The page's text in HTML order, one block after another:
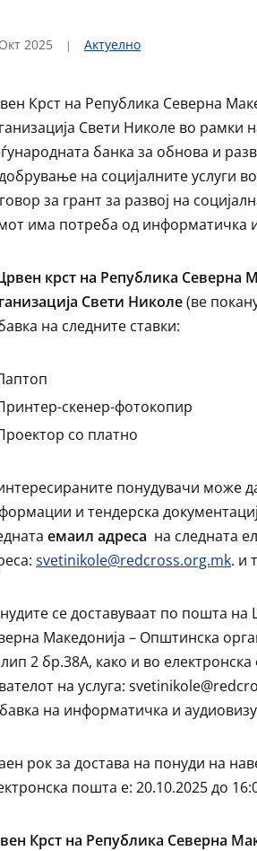
2025 Актуелно
Крст на Република Северна
Свети Николе во рамки
банка за обнова и
на социјалните услуги
за грант за развој на
има потреба од информатичка
крст на Република Северна
Свети Николе(ве
на следните ставки:
скенер-фотокопир
со платно
понудувачи може
и тендерска
емаил адреса на следната
svetinikole@redcross.org.mk. и
се доставуваат по пошта на
Македонија – Општинска
2 бр.38А, како и во
на услуга:
на информатичка и
рок за достава на понуди на
пошта е: 20.10.2025 до
Крст на Република Северна